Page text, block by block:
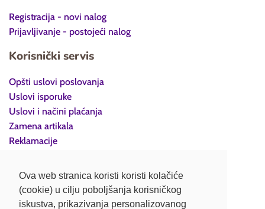
Ova web stranica koristi koristi kolačiće
(cookie) u cilju poboljšanja korisničkog
iskustva, prikazivanja personalizovanog
Registracija - novi nalog
Prijavljivanje - postojeći nalog
Korisnički servis
Opšti uslovi poslovanja
Uslovi isporuke
Uslovi i načini plaćanja
Zamena artikala
Reklamacije
Politika privatnosti
Kontakt